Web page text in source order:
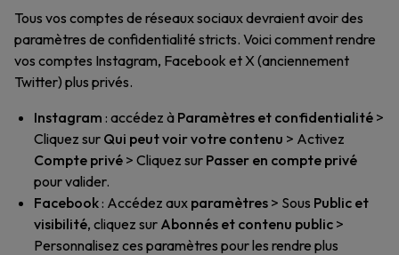
Tous vos comptes de réseaux sociaux devraient avoir des
paramètres de confidentialité stricts. Voici comment rendre
vos comptes Instagram, Facebook et X (anciennement
Twitter) plus privés.
Instagram : accédez à Paramètres et confidentialité >
Cliquez sur Qui peut voir votre contenu > Activez
Compte privé > Cliquez sur Passer en compte privé
pour valider.
Facebook: Accédez aux paramètres > Sous Public et
visibilité, cliquez sur Abonnés et contenu public >
Personnalisez ces paramètres pour les rendre plus